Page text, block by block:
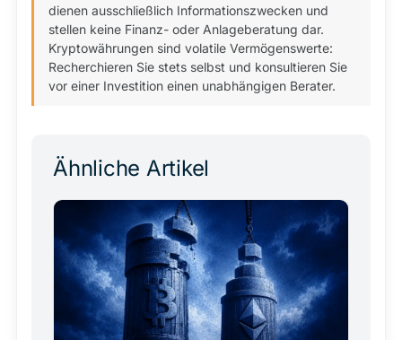
dienen ausschließlich Informationszwecken und
stellen keine Finanz- oder Anlageberatung dar.
Kryptowährungen sind volatile Vermögenswerte:
Recherchieren Sie stets selbst und konsultieren Sie
vor einer Investition einen unabhängigen Berater.
Ähnliche Artikel